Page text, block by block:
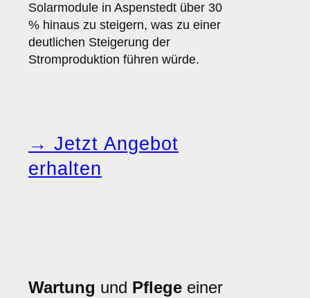
Solarmodule in Aspenstedt über 30
% hinaus zu steigern, was zu einer
deutlichen Steigerung der
Stromproduktion führen würde.
→ Jetzt Angebot
erhalten
Wartung und Pflege einer